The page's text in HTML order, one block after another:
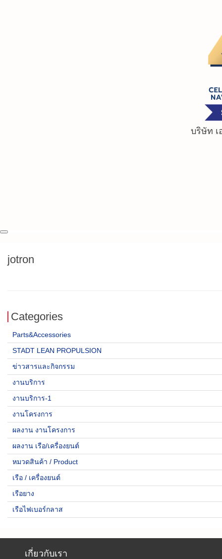
บริษัท
jotron
Categories
Parts&Accessories
STADT LEAN PROPULSION
ข่าวสารและกิจกรรม
งานบริการ
งานบริการ-1
งานโครงการ
ผลงาน งานโครงการ
ผลงาน เรือ/เครื่องยนต์
หมวดสินค้า / Product
เรือ / เครื่องยนต์
เรือยาง
เรือไฟเบอร์กลาส
เกี่ยวกับเรา